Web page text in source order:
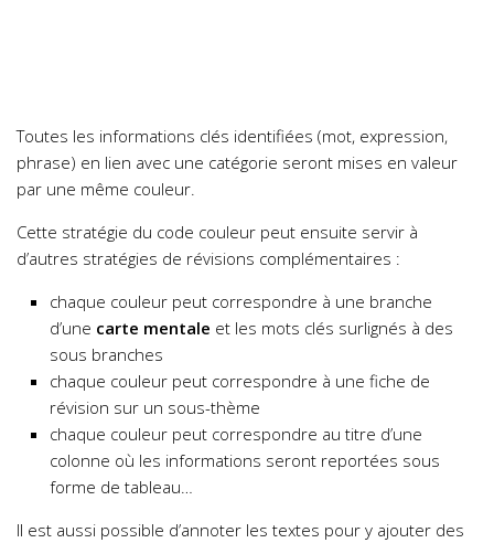
Toutes les informations clés identifiées (mot, expression,
phrase) en lien avec une catégorie seront mises en valeur
par une même couleur.
Cette stratégie du code couleur peut ensuite servir à
d’autres stratégies de révisions complémentaires :
chaque couleur peut correspondre à une branche
d’une carte mentale et les mots clés surlignés à des
sous branches
chaque couleur peut correspondre à une fiche de
révision sur un sous-thème
chaque couleur peut correspondre au titre d’une
colonne où les informations seront reportées sous
forme de tableau…
Il est aussi possible d’annoter les textes pour y ajouter des